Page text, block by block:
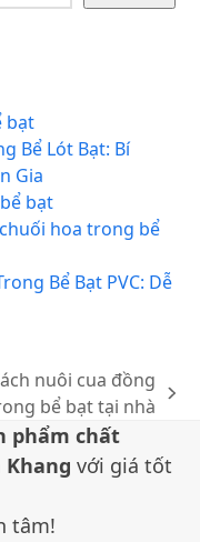
bạt
Bể Lót Bạt: Bí
Gia
bạt
hoa trong bể
Bể Bạt PVC: Dễ
nuôi cua đồng
bể bạt tại nhà
phẩm chất
với giá tốt
tâm!